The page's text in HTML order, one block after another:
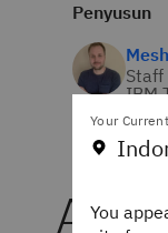
Penyusun
IBM
Apa
Your
You